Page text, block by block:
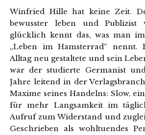
Winfried Hille hat keine Zeit.
bewusster leben und Publizist
glücklich kennt das, was man
„Leben im Hamsterrad“ nennt.
Alltag neu gestaltete und sein
war der studierte Germanist
Jahre leitend in der
Maxime seines Handelns: Slow,
für mehr Langsamkeit im
Aufruf zum Widerstand und
Geschrieben als wohltuendes